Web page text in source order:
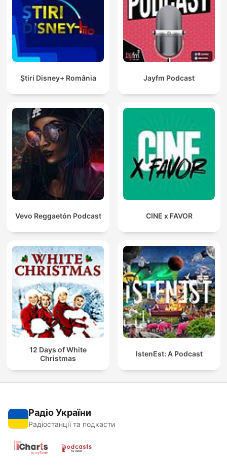
Ştiri Disney+ România Jayfm Podcast
Vevo Reggaetón Podcast CINE x FAVOR
12 Days of White
Christmas
IstenEst: A Podcast
Радіо України
Радіостанції та подкасти